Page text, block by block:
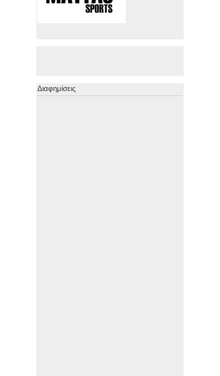
Διαφημίσεις